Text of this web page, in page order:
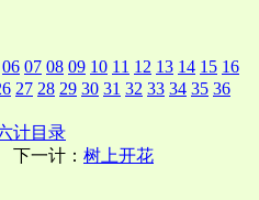
06 07 08 09 10 11 12 13 14 15 16
27 28 29 30 31 32 33 34 35 36
计目录
下一计： 树上开花